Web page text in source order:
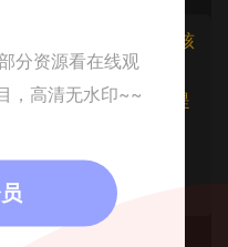
请勿批量搬运，一经核
侵犯了您的权益可以提
1815.html
分资源看在线观
，高清无水印~~